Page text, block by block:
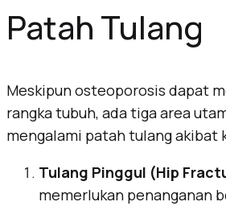
Patah Tulang
Meskipun osteoporosis dapat
rangka tubuh, ada tiga area
mengalami patah tulang akibat
Tulang Pinggul (Hip
memerlukan penanganan